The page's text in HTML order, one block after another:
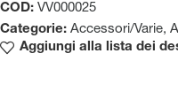
COD: VV000025
Categorie: Accessori/Varie,
Aggiungi alla lista dei